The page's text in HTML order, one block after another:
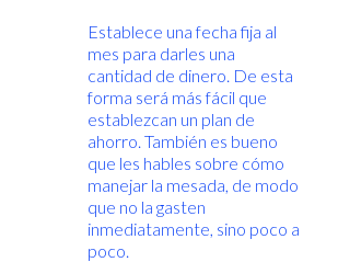
Establece una fecha fija al
mes para darles una
cantidad de dinero. De esta
forma será más fácil que
establezcan un plan de
ahorro. También es bueno
que les hables sobre cómo
manejar la mesada, de modo
que no la gasten
inmediatamente, sino poco a
poco.